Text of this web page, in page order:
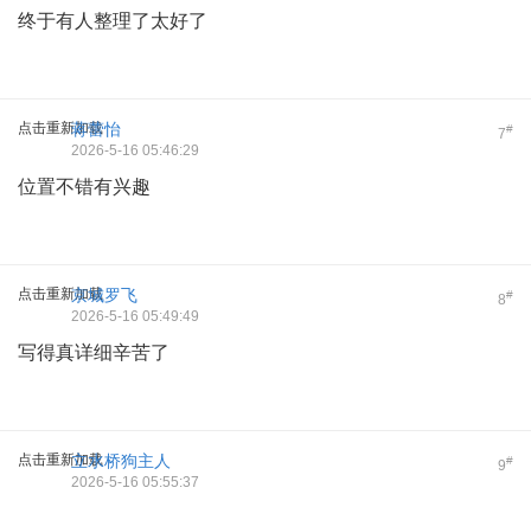
终于有人整理了太好了
点击重新加载 7#
蒋蕾怡
2026-5-16 05:46:29
位置不错有兴趣
点击重新加载 8#
京城罗飞
2026-5-16 05:49:49
写得真详细辛苦了
点击重新加载 9#
立水桥狗主人
2026-5-16 05:55:37